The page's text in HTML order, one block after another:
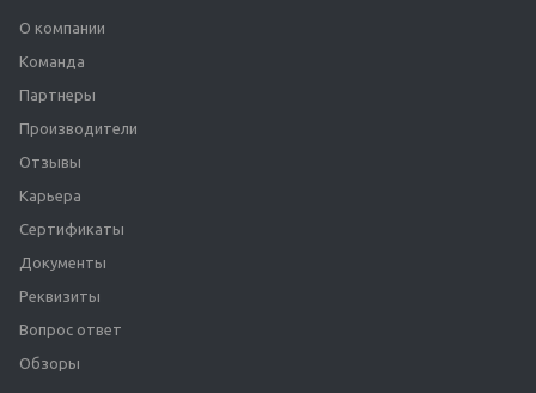
О компании
Команда
Партнеры
Производители
Отзывы
Карьера
Сертификаты
Документы
Реквизиты
Вопрос ответ
Обзоры